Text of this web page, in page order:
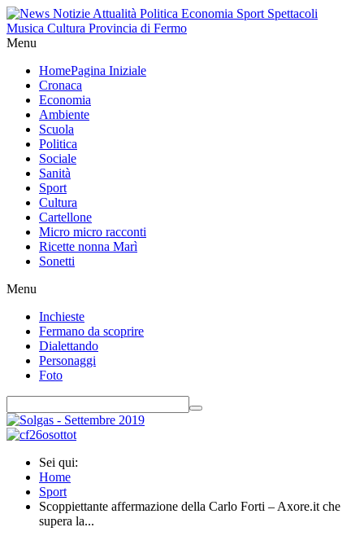
Menu
HomePagina Iniziale
Cronaca
Economia
Ambiente
Scuola
Politica
Sociale
Sanità
Sport
Cultura
Cartellone
Micro micro racconti
Ricette nonna Marì
Sonetti
Menu
Inchieste
Fermano da scoprire
Dialettando
Personaggi
Foto
Sei qui:
Home
Sport
Scoppiettante affermazione della Carlo Forti – Axore.it che
supera la...